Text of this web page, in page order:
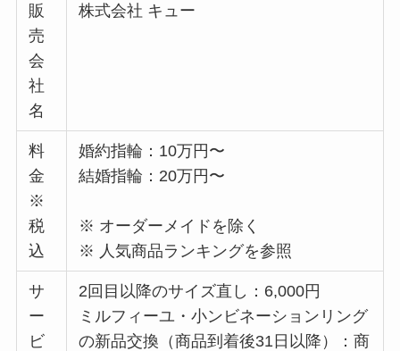
販
売
会
社
名
株式会社 キュー
料
金
※
税
込
婚約指輪：10万円〜
結婚指輪：20万円〜
※ オーダーメイドを除く
※ 人気商品ランキングを参照
サ
ー
ビ
2回目以降のサイズ直し：6,000円
ミルフィーユ・小ンビネーションリング
の新品交換（商品到着後31日以降）：商